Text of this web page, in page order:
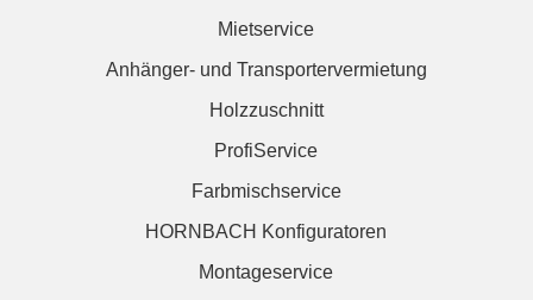
Mietservice
Anhänger- und Transportervermietung
Holzzuschnitt
ProfiService
Farbmischservice
HORNBACH Konfiguratoren
Montageservice